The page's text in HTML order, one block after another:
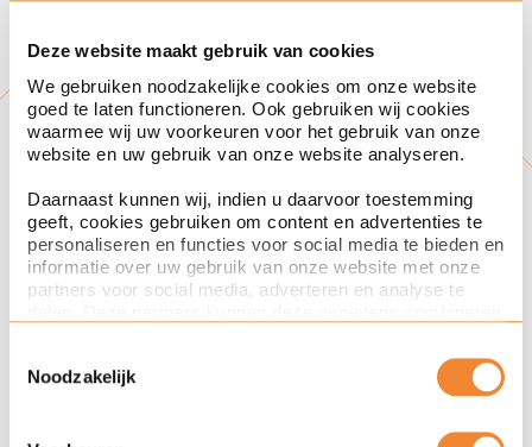
Deze website maakt gebruik van cookies
We gebruiken noodzakelijke cookies om onze website
goed te laten functioneren. Ook gebruiken wij cookies
waarmee wij uw voorkeuren voor het gebruik van onze
website en uw gebruik van onze website analyseren.
Daarnaast kunnen wij, indien u daarvoor toestemming
geeft, cookies gebruiken om content en advertenties te
personaliseren en functies voor social media te bieden en
informatie over uw gebruik van onze website met onze
partners voor social media, adverteren en analyse te
ze hebben verzameld op basis van uw gebruik van hun
services. Met de schuifknoppen in deze cookiebanner
kunt u aangeven of u bezwaar heeft tegen de inzet van
Noodzakelijk
NVWA in de oude Meldwijzer. Dit is overigens
ook in lijn met de uitleg in de zogenaamde
Richtsnoerenvan het Permanente Comité voor
de Voedselveiligheid en de Diergezondheid.
Ook bij opslag van transitogoederen is het zeer
de vraag of deze in de EU in de handel zijn
gebracht.
Gaat de nieuwe instructie
criteria?